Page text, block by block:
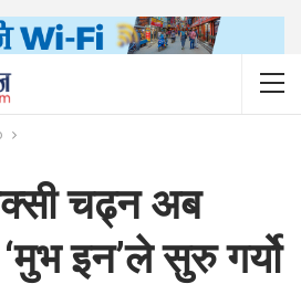
चढ्न अब
इन’ले सुरु गर्यो